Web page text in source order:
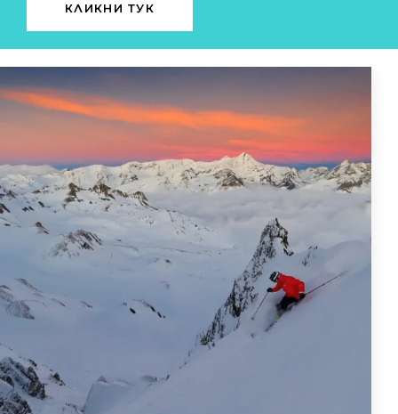
КЛИКНИ ТУК